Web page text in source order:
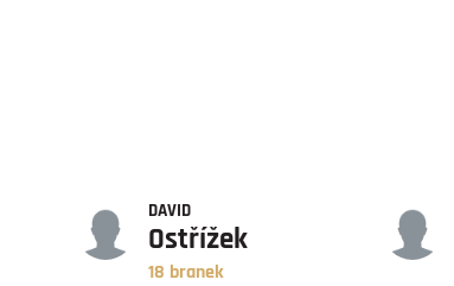
DAVID
Ostřížek
18 branek